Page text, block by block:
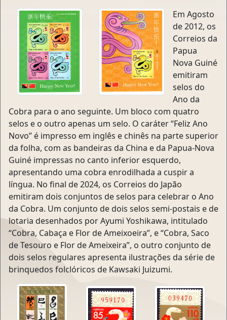
Em Agosto
de 2012, os
Correios da
Papua
Nova Guiné
emitiram
selos do
Ano da
Cobra para o ano seguinte. Um bloco com quatro
selos e o outro apenas um selo. O caráter “Feliz Ano
Novo” é impresso em inglês e chinês na parte superior
da folha, com as bandeiras da China e da Papua-Nova
Guiné impressas no canto inferior esquerdo,
apresentando uma cobra enrodilhada a cuspir a
língua. No final de 2024, os Correios do Japão
emitiram dois conjuntos de selos para celebrar o Ano
da Cobra. Um conjunto de dois selos semi-postais e de
lotaria desenhados por Ayumi Yoshikawa, intitulado
“Cobra, Cabaça e Flor de Ameixoeira”, e “Cobra, Saco
de Tesouro e Flor de Ameixeira”, o outro conjunto de
dois selos regulares apresenta ilustrações da série de
brinquedos folclóricos de Kawsaki Juizumi.